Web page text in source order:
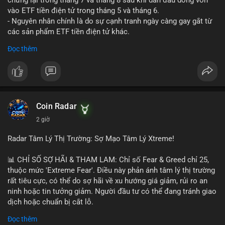
vào ETF tiền điện tử trong tháng 5 và tháng 6.
- Nguyên nhân chính là do sự cạnh tranh ngày càng gay gắt từ
các sản phẩm ETF tiền điện tử khác.
Hyperliquid có thể đã giảm bớt, ảnh hưởng đến dòng vốn và
- Nhà đầu tư cần theo dõi sát sao diễn biến thị trường và các
yếu tố cạnh tranh để đưa ra quyết định đầu tư hợp lý.
#binancesquare #cryptonews
📰 Nguồn: CoinDesk
Đọc thêm
Coin Radar
2 giờ
Radar Tâm Lý Thị Trường: Sợ Mạo Tâm Lý Xtreme!
📊 CHỈ SỐ SỢ HÃI & THAM LAM: Chỉ số Fear & Greed chỉ 25,
thuộc mức 'Extreme Fear'. Điều này phản ánh tâm lý thị trường
rất tiêu cực, có thể do sợ hãi về xu hướng giá giảm, rủi ro an
ninh hoặc tin tưởng giảm. Người đầu tư có thể đang tránh giao
dịch hoặc chuẩn bị cắt lỗ.
📈 XU HƯỚNG TÌM KIẾM & THẢO LUẬN: Coin trending trên
Đọc thêm